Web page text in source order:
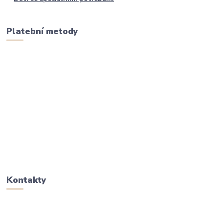
Platební metody
Kontakty